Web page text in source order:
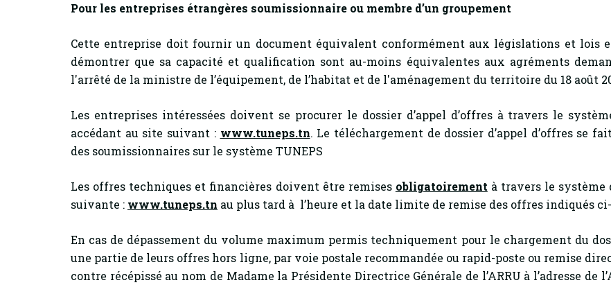
Pour les entreprises étrangères soumissionnaire ou membre d’un groupement
Cette entreprise doit fournir un document équivalent conformément aux législations et lois
démontrer que sa capacité et qualification sont au-moins équivalentes aux agréments
l'arrêté de la ministre de l’équipement, de l’habitat et de l'aménagement du territoire du 18 août
Les entreprises intéressées doivent se procurer le dossier d’appel d’offres à travers le
accédant au site suivant : www.tuneps.tn. Le téléchargement de dossier d’appel d’offres se
des soumissionnaires sur le système TUNEPS
Les offres techniques et financières doivent être remises obligatoirement à travers le système
suivante : www.tuneps.tn au plus tard à l’heure et la date limite de remise des offres indiqués ci-
En cas de dépassement du volume maximum permis techniquement pour le chargement du
une partie de leurs offres hors ligne, par voie postale recommandée ou rapid-poste ou remise
contre récépissé au nom de Madame la Présidente Directrice Générale de l’ARRU à l’adresse de